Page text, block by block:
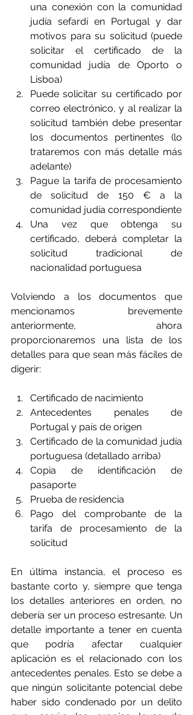
una conexión con la comunidad
judía sefardí en Portugal y dar
motivos para su solicitud (puede
solicitar el certificado de la
comunidad judía de Oporto o
Lisboa)
Puede solicitar su certificado por
correo electrónico, y al realizar la
solicitud también debe presentar
los documentos pertinentes (lo
trataremos con más detalle más
adelante)
Pague la tarifa de procesamiento
de solicitud de 150 € a la
comunidad judía correspondiente
Una vez que obtenga su
certificado, deberá completar la
solicitud tradicional de
nacionalidad portuguesa
Volviendo a los documentos que
mencionamos brevemente
anteriormente, ahora
proporcionaremos una lista de los
detalles para que sean más fáciles de
digerir:
Certificado de nacimiento
Antecedentes penales de
Portugal y país de origen
Certificado de la comunidad judía
portuguesa (detallado arriba)
Copia de identificación de
pasaporte
Prueba de residencia
Pago del comprobante de la
tarifa de procesamiento de la
solicitud
En última instancia, el proceso es
bastante corto y, siempre que tenga
los detalles anteriores en orden, no
debería ser un proceso estresante. Un
detalle importante a tener en cuenta
que podría afectar cualquier
aplicación es el relacionado con los
antecedentes penales. Esto se debe a
que ningún solicitante potencial debe
haber sido condenado por un delito